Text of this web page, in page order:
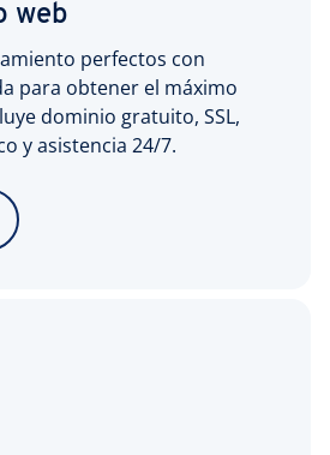
web
perfectos con
para obtener el máximo
dominio gratuito, SSL,
y asistencia 24/7.